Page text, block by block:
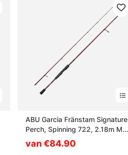
ABU Garcia Fränstam Signature
Perch, Spinning 722, 2.18m ML
5-25g
van €84.90